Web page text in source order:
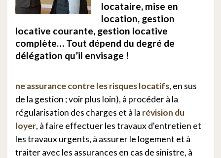
locataire, mise en
location, gestion
locative courante, gestion locative
complète… Tout dépend du degré de
délégation qu’il envisage !
ne assurance contre les risques locatifs, en sus
de la gestion ; voir plus loin), à procéder à la
régularisation des charges et à la révision du
loyer, à faire effectuer les travaux d'entretien et
les travaux urgents, à assurer le logement et à
traiter avec les assurances en cas de sinistre, à